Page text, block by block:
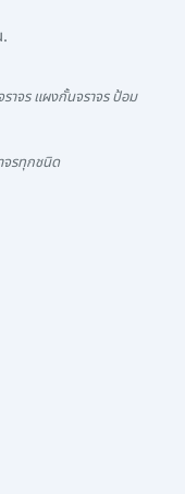
าจร แผงกั้นจราจร ป้อม
จรทุกชนิด